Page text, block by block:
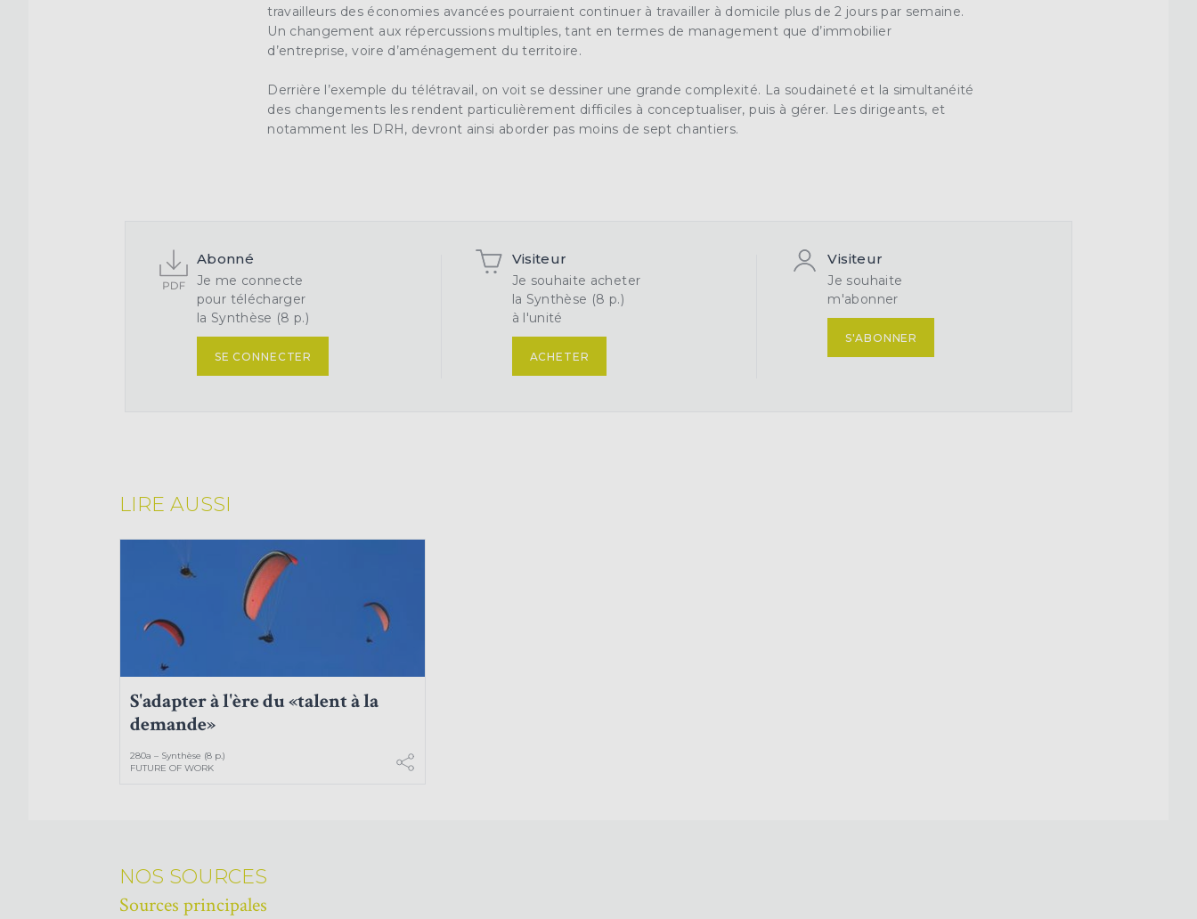
travailleurs des économies avancées pourraient continuer à travailler à domicile plus de 2 jours par semaine.
Un changement aux répercussions multiples, tant en termes de management que d’immobilier
d’entreprise, voire d’aménagement du territoire.
Derrière l’exemple du télétravail, on voit se dessiner une grande complexité. La soudaineté et la simultanéité
des changements les rendent particulièrement difficiles à conceptualiser, puis à gérer. Les dirigeants, et
notamment les DRH, devront ainsi aborder pas moins de sept chantiers.
Abonné
Je me connecte
pour télécharger
la Synthèse (8 p.)
SE CONNECTER
Visiteur
Je souhaite acheter
la Synthèse (8 p.)
à l'unité
ACHETER
Visiteur
Je souhaite
m'abonner
S'ABONNER
LIRE AUSSI
S'adapter à l'ère du «talent à la
demande»
280a – Synthèse (8 p.)
FUTURE OF WORK
NOS SOURCES
Sources principales